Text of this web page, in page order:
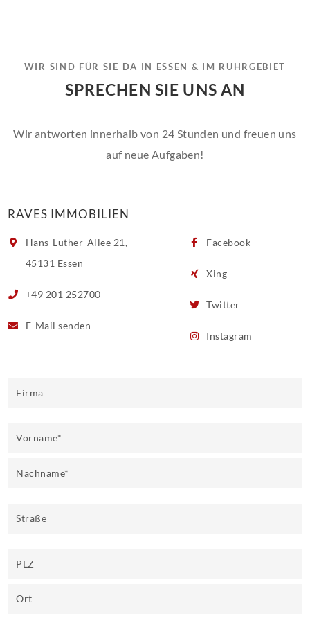
WIR SIND FÜR SIE DA IN ESSEN & IM RUHRGEBIET
SPRECHEN SIE UNS AN
Wir antworten innerhalb von 24 Stunden und freuen uns
auf neue Aufgaben!
RAVES IMMOBILIEN
Hans-Luther-Allee 21,
45131 Essen
+49 201 252700
E-Mailsenden
Facebook
Xing
Twitter
Instagram
Firma
Vorname*
Nachname*
Straße
PLZ
Ort